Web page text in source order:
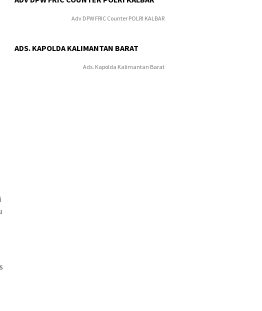
Adv DPW FRIC Counter POLRI KALBAR
ADS. KAPOLDA KALIMANTAN BARAT
Ads. Kapolda Kalimantan Barat